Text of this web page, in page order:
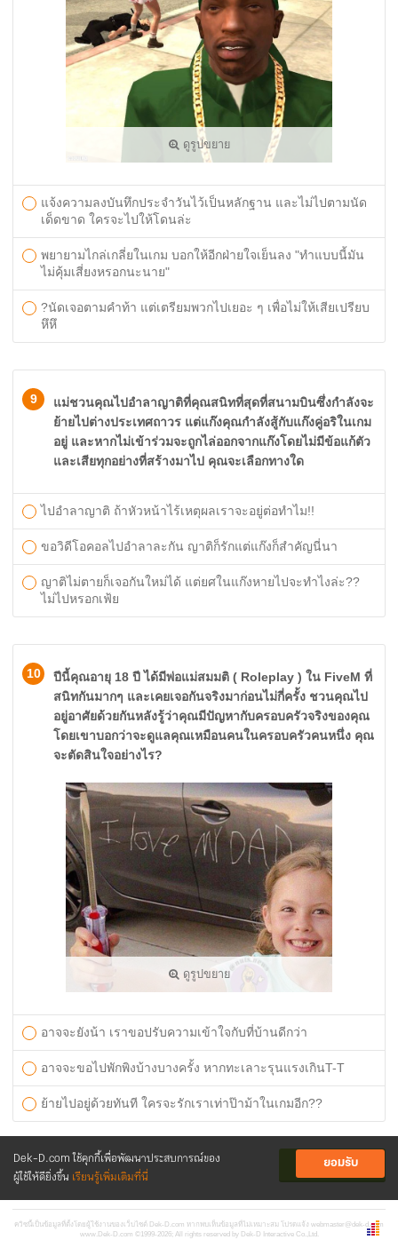
Dek-D.com ใช้คุกกี้เพื่อพัฒนาประสบการณ์ของ
ผู้ใช้ให้ดียิ่งขึ้น เรียนรู้เพิ่มเติมที่นี่
ยอมรับ
ดูรูปขยาย
แจ้งความลงบันทึกประจำวันไว้เป็นหลักฐาน และไม่ไปตามนัด
เด็ดขาด ใครจะไปให้โดนล่ะ
พยายามไกล่เกลี่ยในเกม บอกให้อีกฝ่ายใจเย็นลง "ทำแบบนี้มัน
ไม่คุ้มเสี่ยงหรอกนะนาย"
?นัดเจอตามคำท้า แต่เตรียมพวกไปเยอะ ๆ เพื่อไม่ให้เสียเปรียบ
หึหึ
9
แม่ชวนคุณไปอำลาญาติที่คุณสนิทที่สุดที่สนามบินซึ่งกำลังจะ
ย้ายไปต่างประเทศถาวร แต่แก๊งคุณกำลังสู้กับแก๊งคู่อริในเกม
อยู่ และหากไม่เข้าร่วมจะถูกไล่ออกจากแก๊งโดยไม่มีข้อแก้ตัว
และเสียทุกอย่างที่สร้างมาไป คุณจะเลือกทางใด
ไปอำลาญาติ ถ้าหัวหน้าไร้เหตุผลเราจะอยู่ต่อทำไม!!
ขอวิดีโอคอลไปอำลาละกัน ญาติก็รักแต่แก๊งก็สำคัญนี่นา
ญาติไม่ตายก็เจอกันใหม่ได้ แต่ยศในแก๊งหายไปจะทำไงล่ะ??
ไม่ไปหรอกเฟ้ย
10
ปีนี้คุณอายุ 18 ปี ได้มีพ่อแม่สมมติ ( Roleplay ) ใน FiveM ที่
สนิทกันมากๆ และเคยเจอกันจริงมาก่อนไม่กี่ครั้ง ชวนคุณไป
อยู่อาศัยด้วยกันหลังรู้ว่าคุณมีปัญหากับครอบครัวจริงของคุณ
โดยเขาบอกว่าจะดูแลคุณเหมือนคนในครอบครัวคนหนึ่ง คุณ
จะตัดสินใจอย่างไร?
ดูรูปขยาย
อาจจะยังน้า เราขอปรับความเข้าใจกับที่บ้านดีกว่า
อาจจะขอไปพักพิงบ้างบางครั้ง หากทะเลาะรุนแรงเกินT-T
ย้ายไปอยู่ด้วยทันที ใครจะรักเราเท่าป๊าม้าในเกมอีก??
ส่งคำตอบ
ควิซนี้เป็นข้อมูลที่ตั้งโดยผู้ใช้งานของเว็บไซต์ Dek-D.com หากพบเห็นข้อมูลที่ไม่เหมาะสม โปรดแจ้ง webmaster@dek-d.com
www.Dek-D.com ©1999-2026; All rights reserved by Dek-D Interactive Co.,Ltd.